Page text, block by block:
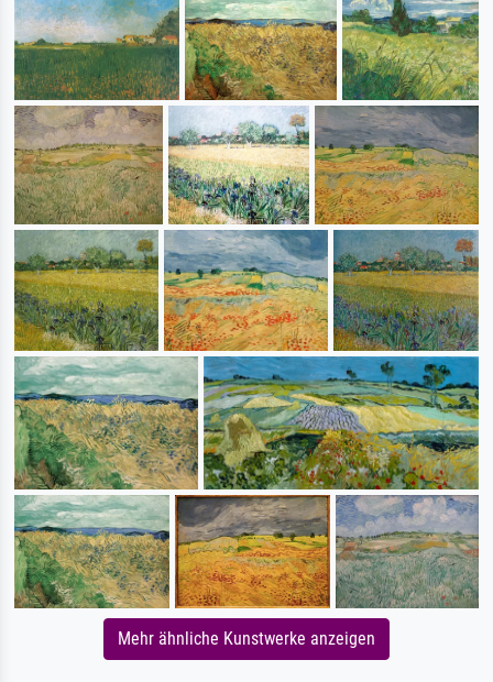
Mehr ähnliche Kunstwerke anzeigen